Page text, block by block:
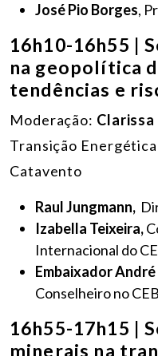
José Pio Borges,
16h10-16h55 |
na geopolítica
tendências e
Moderação: Clarissa
Transição
Catavento
Raul Jungmann,
Izabella Teixeira,
Internacional do
Embaixador
Conselheiro no
16h55-17h15 |
minerais na